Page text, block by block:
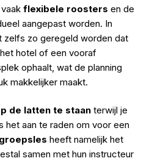
flexibele roosters en de
aangepast worden. In
zelfs zo geregeld worden dat
hotel of een vooraf
ophaalt, wat de planning
makkelijker maakt.
de latten te staanterwijl je
het aan te raden om voor een
groepsles heeft namelijk het
samen met hun instructeur